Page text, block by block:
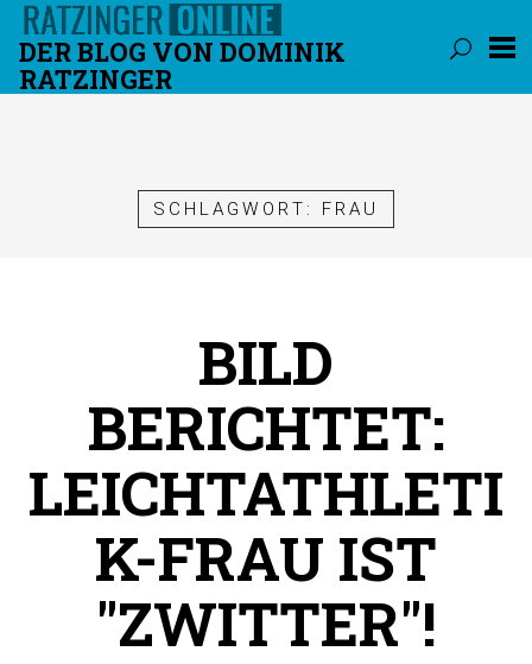
DER BLOG VON DOMINIK
RATZINGER
SCHLAGWORT: FRAU
BILD
BERICHTET:
LEICHTATHLETI
K-FRAU IST
"ZWITTER"!